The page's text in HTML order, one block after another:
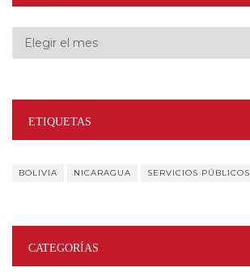
Archivos
ETIQUETAS
BOLIVIA NICARAGUA SERVICIOS PÚBLICOS
CATEGORÍAS